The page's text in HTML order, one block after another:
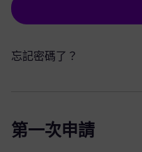
忘記密碼了？
第一次申請